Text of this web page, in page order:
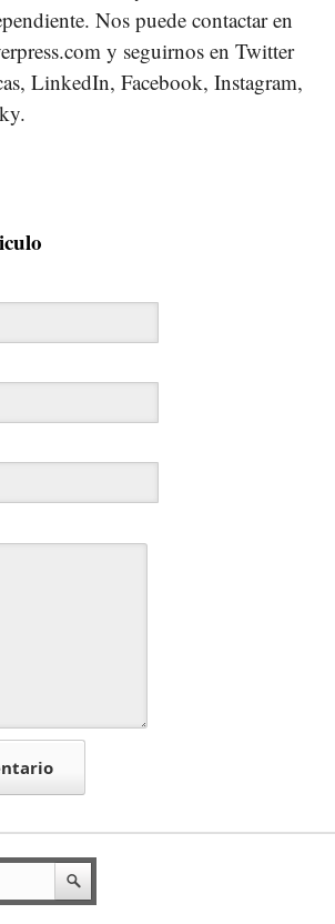
Nos puede contactar en
y seguirnos en Twitter
LinkedIn, Facebook, Instagram,